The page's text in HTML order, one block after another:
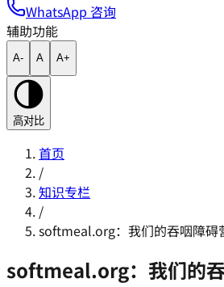
WhatsApp 咨询
辅助功能
A- A A+
高对比
首页
/
知识专栏
/
softmeal.org：我们的吞咽障碍
softmeal.org：我们的